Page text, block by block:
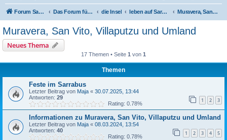
Forum Sardinien Das Forum für die wahren Freunde Sardiniens.. die Insel leben auf Sardinien Muravera, San Vito, Villaputzu und Umland
Muravera, San Vito, Villaputzu und Umland
Neues Thema
17 Themen • Seite 1 von 1
Themen
Feste im Sarrabus
Letzter Beitrag von Maja « 30.07.2025, 13:44
Antworten: 29 1 2 3
Rating: 0.78%
Informationen zu Muravera, San Vito, Villaputzu und Umland
Letzter Beitrag von Maja « 08.03.2024, 13:54
Antworten: 40 1 2 3 4 5
Rating: 0.78%